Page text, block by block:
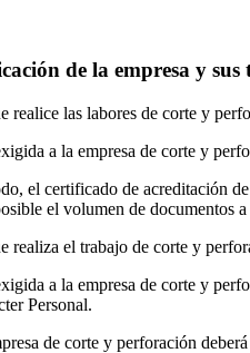
de la empresa y
realice las labores de corte y
a la empresa de corte y
el certificado de acreditación
el volumen de documentos a
realiza el trabajo de corte y
a la empresa de corte y
Personal.
de corte y perforación